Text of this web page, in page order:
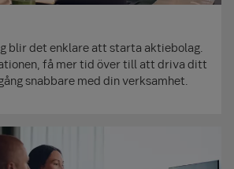
blir det enklare att starta aktiebolag.
få mer tid över till att driva ditt
snabbare med din verksamhet.